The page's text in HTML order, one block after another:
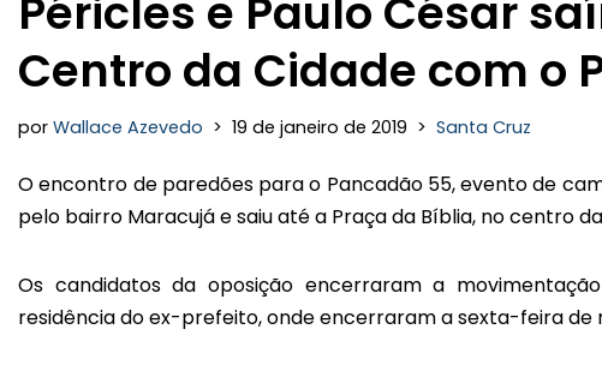
Péricles e Paulo César
Centro da Cidade com o
por Wallace Azevedo 19 de janeiro de 2019 Santa Cruz
O encontro de paredões para o Pancadão 55, evento de
pelo bairro Maracujá e saiu até a Praça da Bíblia, no centro
Os candidatos da oposição encerraram a
residência do ex-prefeito, onde encerraram a sexta-feira de